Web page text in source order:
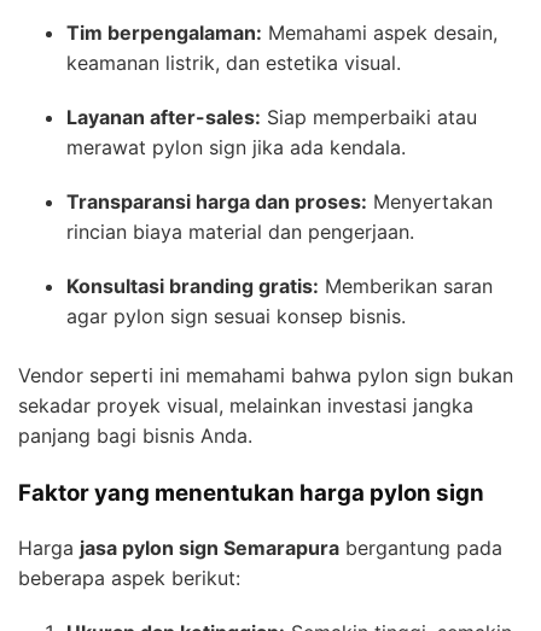
Tim berpengalaman: Memahami aspek desain,
keamanan listrik, dan estetika visual.
Layanan after-sales: Siap memperbaiki atau
merawat pylon sign jika ada kendala.
Transparansi harga dan proses: Menyertakan
rincian biaya material dan pengerjaan.
Konsultasi branding gratis: Memberikan saran
agar pylon sign sesuai konsep bisnis.
Vendor seperti ini memahami bahwa pylon sign bukan
sekadar proyek visual, melainkan investasi jangka
panjang bagi bisnis Anda.
Faktor yang menentukan harga pylon sign
Harga jasa pylon sign Semarapura bergantung pada
beberapa aspek berikut: